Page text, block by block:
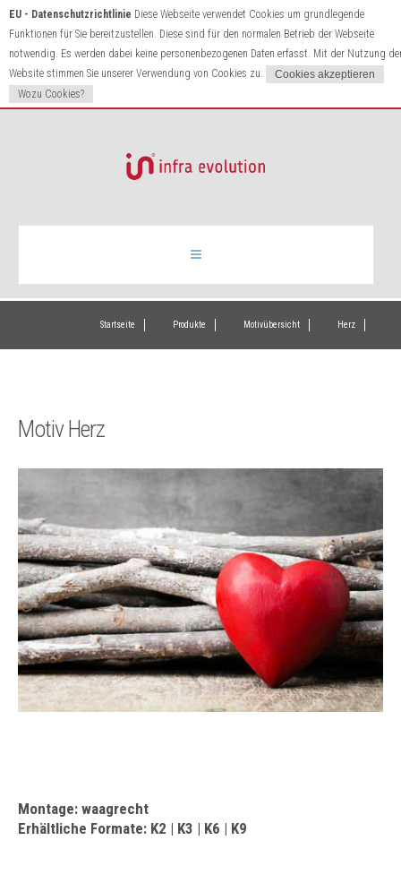
EU - Datenschutzrichtlinie Diese Webseite verwendet Cookies um grundlegende
Funktionen für Sie bereitzustellen. Diese sind für den normalen Betrieb der Webseite
notwendig. Es werden dabei keine personenbezogenen Daten erfasst. Mit der Nutzung
Website stimmen Sie unserer Verwendung von Cookies zu.
Wozu Cookies?
Infrarotheizung
Kontakt
Startseite Produkte Motivübersicht Herz
Motiv Herz
Montage: waagrecht
Erhältliche Formate: K2 | K3 | K6 | K9